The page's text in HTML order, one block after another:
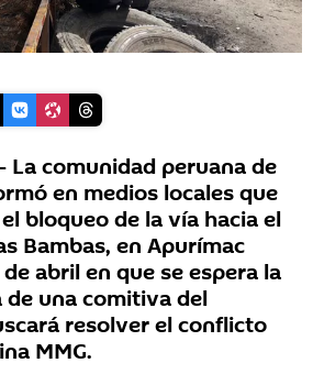
La comunidad peruana de
en medios locales que
bloqueo de la vía hacia el
Bambas, en Apurímac
abril en que se espera la
de una comitiva del
resolver el conflicto
MMG.